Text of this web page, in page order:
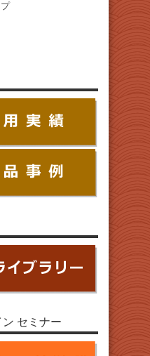
セミナー